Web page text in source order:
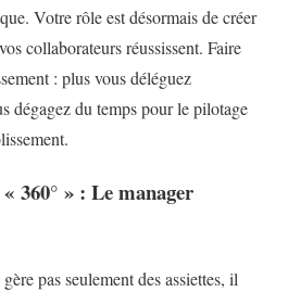
Votre rôle est désormais de créer
collaborateurs réussissent. Faire
: plus vous déléguez
dégagez du temps pour le pilotage
360° » : Le manager
pas seulement des assiettes, il